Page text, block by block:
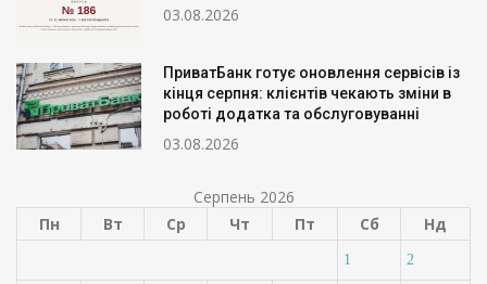
03.08.2026
ПриватБанк готує оновлення сервісів із
кінця серпня: клієнтів чекають зміни в
роботі додатка та обслуговуванні
03.08.2026
Серпень 2026
Пн
Вт Ср Чт Пт Сб Нд
1 2